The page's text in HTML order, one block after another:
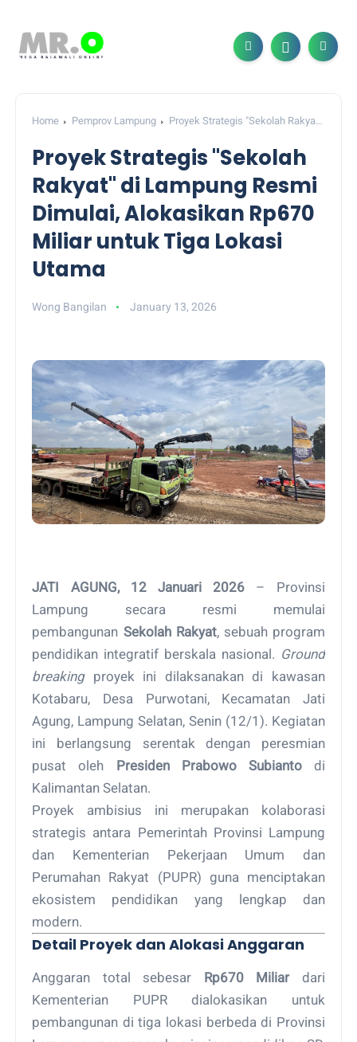
Home Pemprov Lampung
Proyek Strategis "Sekolah Rakyat"
Lokasi Utama
Proyek Strategis "Sekolah
Rakyat" di Lampung Resmi
Dimulai, Alokasikan Rp670
Miliar untuk Tiga Lokasi
Utama
Wong Bangilan January 13, 2026
JATI AGUNG, 12 Januari 2026 – Provinsi
Lampung secara resmi memulai
pembangunan Sekolah Rakyat, sebuah program
pendidikan integratif berskala nasional. Ground
breakingproyek ini dilaksanakan di kawasan
Kotabaru, Desa Purwotani, Kecamatan Jati
Agung, Lampung Selatan, Senin (12/1). Kegiatan
ini berlangsung serentak dengan peresmian
pusat oleh Presiden Prabowo Subiantodi
Kalimantan Selatan.
Proyek ambisius ini merupakan kolaborasi
strategis antara Pemerintah Provinsi Lampung
dan Kementerian Pekerjaan Umum dan
Perumahan Rakyat (PUPR) guna menciptakan
ekosistem pendidikan yang lengkap dan
modern.
Detail Proyek dan Alokasi Anggaran
Anggaran total sebesar Rp670 Miliardari
Kementerian PUPR dialokasikan untuk
pembangunan di tiga lokasi berbeda di Provinsi